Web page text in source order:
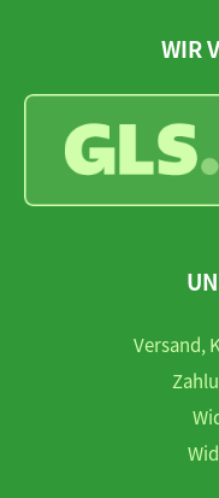
WIR
Versand,